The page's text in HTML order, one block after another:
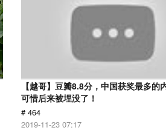
【越哥】豆瓣8.8分，中国获奖最多的
可惜后来被埋没了！
# 464
2019-11-23 07:17